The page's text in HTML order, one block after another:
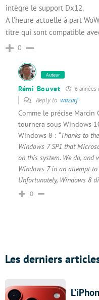
intègre le support Dx12.
A l’heure actuelle à part
titre qui sont compatible
0
Auteur
Rémi Bouvet 6 années
Reply to wazarf
Comme le précise Marcin
tournera sous Windows
Windows 8 : “Thanks to
Windows 7 SP1 that
on this system. We do, and
Windows 7 in an attempt
Unfortunately, Windows 8
0
Les derniers